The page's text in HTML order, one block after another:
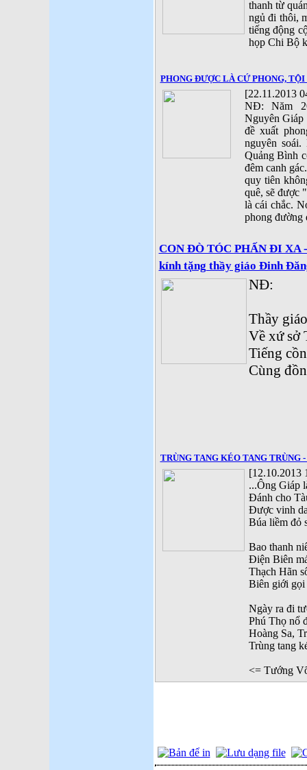
thanh từ
ngủ đi thôi,
tiếng động
họp Chi Bộ
PHONG ĐƯỢC LÀ CỨ PHONG,
[22.11.2013
NĐ: Năm
Nguyên
đề xuất
nguyên
Quảng Bình
đêm canh
quy tiên
quê, sẽ được
là cái chắc.
phong đường
CON ĐÒ TÓC PHẤN ĐI XA
kính tặng thầy giáo Đinh
NĐ:
Thầy
Về xứ sở
Tiếng
Cùng
TRÙNG TANG KÉO TANG TRÙNG
[12.10.2013
...Ông Giáp
Đánh cho
Được vinh
Búa liềm đỏ
Bao thanh
Điện Biên
Thạch Hãn
Biên giới gọi
Ngày ra đi
Phú Thọ nổ
Hoàng Sa,
Trùng tang
<= Tướng